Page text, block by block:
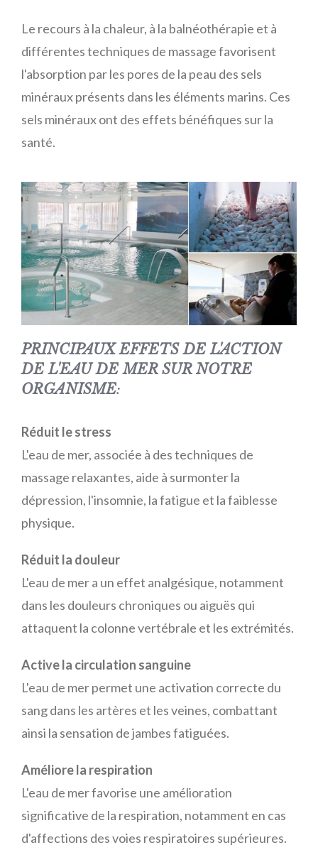
Le recours à la chaleur, à la balnéothérapie et à
différentes techniques de massage favorisent
l'absorption par les pores de la peau des sels
minéraux présents dans les éléments marins. Ces
sels minéraux ont des effets bénéfiques sur la
santé.
PRINCIPAUX EFFETS DE L'ACTION
DE L'EAU DE MER SUR NOTRE
ORGANISME:
Réduit le stress
L'eau de mer, associée à des techniques de
massage relaxantes, aide à surmonter la
dépression, l'insomnie, la fatigue et la faiblesse
physique.
Réduit la douleur
L'eau de mer a un effet analgésique, notamment
dans les douleurs chroniques ou aiguës qui
attaquent la colonne vertébrale et les extrémités.
Active la circulation sanguine
L'eau de mer permet une activation correcte du
sang dans les artères et les veines, combattant
ainsi la sensation de jambes fatiguées.
Améliore la respiration
L'eau de mer favorise une amélioration
significative de la respiration, notamment en cas
d'affections des voies respiratoires supérieures.